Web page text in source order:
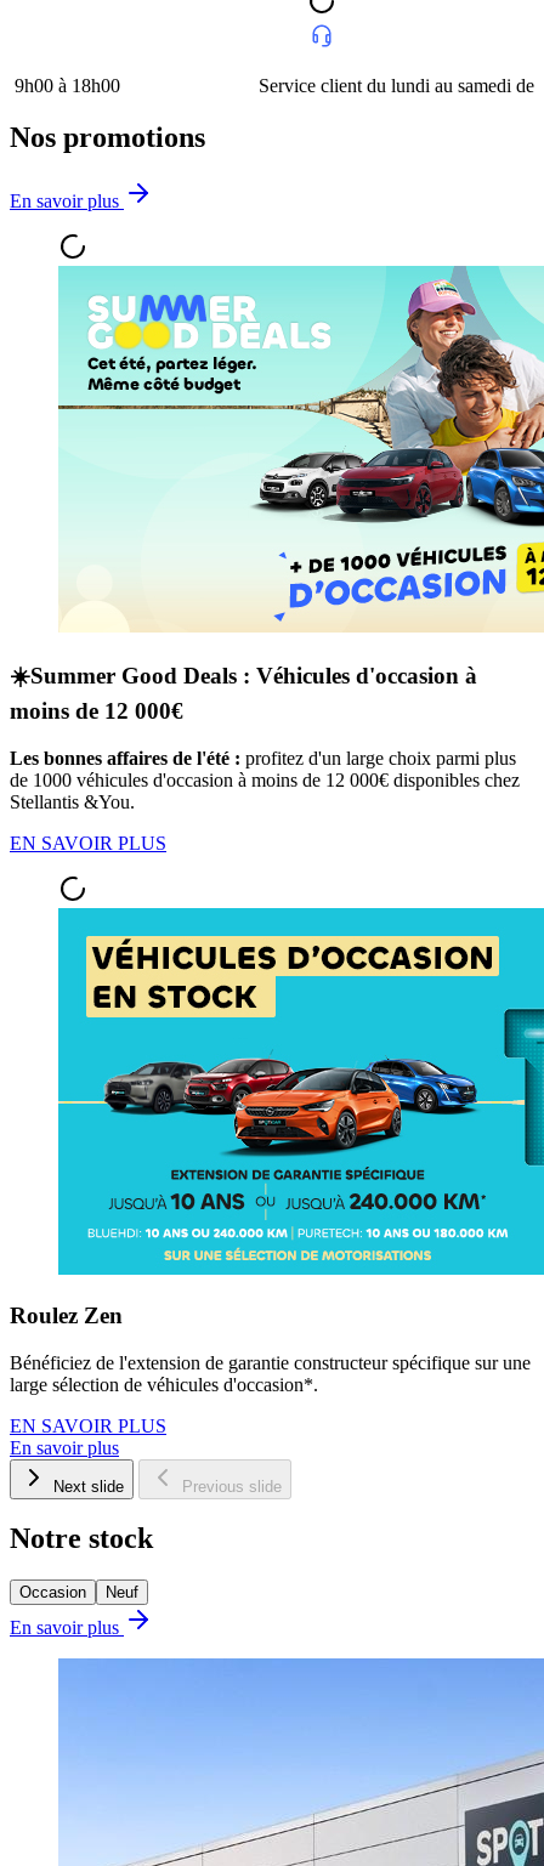
18h00 Service client du lundi au samedi de 9h00 à
Nos promotions
En savoir plus
☀️Summer Good Deals : Véhicules d'occasion à
moins de 12 000€
Les bonnes affaires de l'été : profitez d'un large choix parmi plus
de 1000 véhicules d'occasion à moins de 12 000€ disponibles chez
Stellantis &You.
EN SAVOIR PLUS
Roulez Zen
Bénéficiez de l'extension de garantie constructeur spécifique sur une
large sélection de véhicules d'occasion*.
EN SAVOIR PLUS
En savoir plus
Next slide Previous slide
Notre stock
Occasion Neuf
En savoir plus